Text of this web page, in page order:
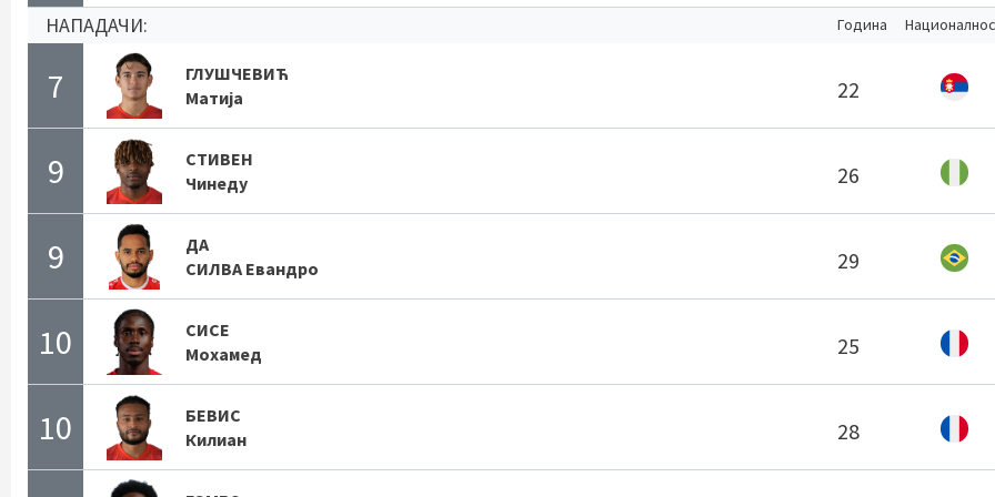
НАПАДАЧИ: Година
7
ГЛУШЧЕВИЋ
Матија
22
9
СТИВЕН
Чинеду
26
9
ДА
СИЛВА Евандро
29
10
СИСЕ
Мохамед
25
10
БЕВИС
Килиан
28